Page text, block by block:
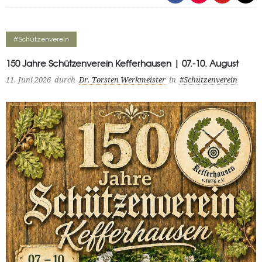
#Schützenverein
150 Jahre Schützenverein Kefferhausen | 07.-10. August
11. Juni 2026 durch Dr. Torsten Werkmeister in #Schützenverein